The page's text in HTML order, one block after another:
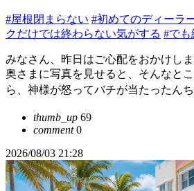
#屋根閉まらない #初めてのディーラ
クだけでは終わらない気がする #でも
みなさん、昨日はご心配をおかけし
奥さまに写真を見せると、そんなと
ら、神様が怒ってバチが当たったんち
thumb_up 69
comment0
2026/08/03 21:28